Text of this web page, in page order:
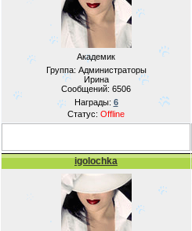
Академик
Группа: Администраторы
Ирина
Сообщений: 6506
Награды: 6
Статус: Offline
igolochka